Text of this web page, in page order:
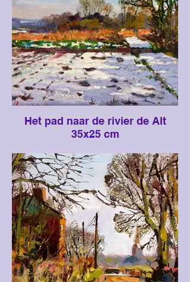
Het pad naar de rivier de Alt
35x25 cm
slaagde ik erin om in zes uur tijd drie
schilderijen uit te voeren. Alle drie de
schilderijen zijn op een paar meter afstand
van elkaar geschilderd en zoals je kunt
zien veranderde het landschap van
sneeuw in bijna geen sneeuw. Ik
schilderde deze scène samen met mijn
vriend Roger Jenkins, we waren tot onze
enkels in de sneeuw aan het schilderen
van dit serene landschap, denkend dat we
de enige mensen in de buurt waren, toen
zagen we een stroom mensen dit pad